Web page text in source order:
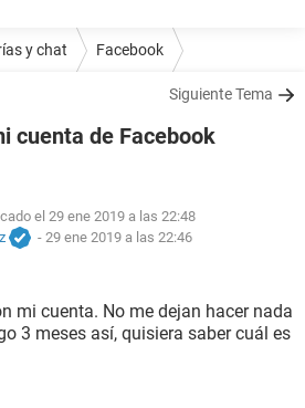
y chat Facebook
Siguiente Tema
cuenta de Facebook
el 29 ene 2019 a las 22:48
- 29 ene 2019 a las 22:46
mi cuenta. No me dejan hacer nada
3 meses así, quisiera saber cuál es